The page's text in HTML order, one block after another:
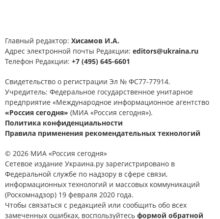
Главный редактор: Хисамов И.А.
Адрес электронной почты Редакции: editors@ukraina.ru
Телефон Редакции: +7 (495) 645-6601
Свидетельство о регистрации Эл № ФС77-77914.
Учредитель: Федеральное государственное унитарное
предприятие «Международное информационное агентство
«Россия сегодня» (МИА «Россия сегодня»).
Политика конфиденциальности
Правила применения рекомендательных технологий
© 2026 МИА «Россия сегодня»
Сетевое издание Украина.ру зарегистрировано в
Федеральной службе по надзору в сфере связи,
информационных технологий и массовых коммуникаций
(Роскомнадзор) 19 февраля 2020 года.
Чтобы связаться с редакцией или сообщить обо всех
замеченных ошибках, воспользуйтесь формой обратной